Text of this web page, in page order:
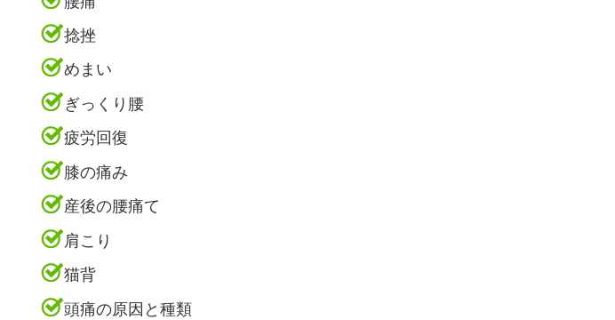
捻挫
めまい
ぎっくり腰
疲労回復
膝の痛み
産後の腰痛て
肩こり
猫背
頭痛の原因と種類